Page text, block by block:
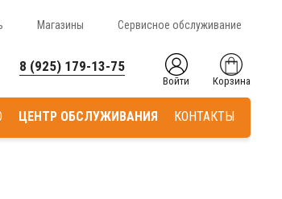
Магазины Сервисное обслуживание
8 (925) 179-13-75
Войти Корзина
КОНТАКТЫ
ЦЕНТР ОБСЛУЖИВАНИЯ